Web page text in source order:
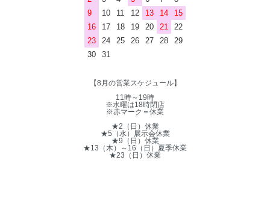
9
10 11 12 13 14
15
16
17 18 19 20 21
22
23
24 25 26 27 28
29
30
31
【8月の営業スケジュール】
11時～19時
※水曜は18時閉店
※赤マーク＝休業
★2（日）休業
★5（水）展示会休業
★9（日）休業
★13（木）～16（日）夏季休業
★23（日）休業